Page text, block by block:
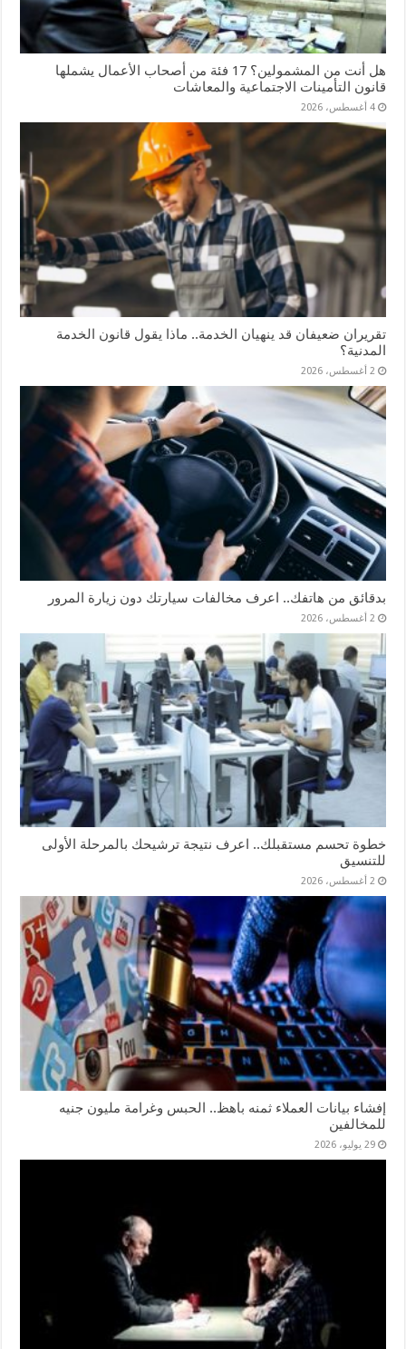
هل أنت من المشمولين؟ 17 فئة من أصحاب الأعمال يشملها
قانون التأمينات الاجتماعية والمعاشات
4 أغسطس، 2026
تقريران ضعيفان قد ينهيان الخدمة.. ماذا يقول قانون الخدمة
المدنية؟
2 أغسطس، 2026
بدقائق من هاتفك.. اعرف مخالفات سيارتك دون زيارة المرور
2 أغسطس، 2026
خطوة تحسم مستقبلك.. اعرف نتيجة ترشيحك بالمرحلة الأولى
للتنسيق
2 أغسطس، 2026
إفشاء بيانات العملاء ثمنه باهظ.. الحبس وغرامة مليون جنيه
للمخالفين
29 يوليو، 2026